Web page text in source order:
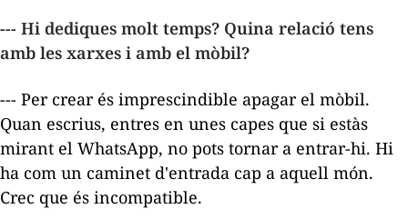
--- Hi dediques molt temps? Quina relació tens
amb les xarxes i amb el mòbil?
--- Per crear és imprescindible apagar el mòbil.
Quan escrius, entres en unes capes que si estàs
mirant el WhatsApp, no pots tornar a entrar-hi. Hi
ha com un caminet d'entrada cap a aquell món.
Crec que és incompatible.